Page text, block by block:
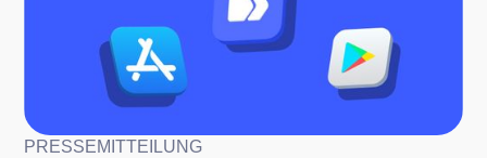
PRESSEMITTEILUNG